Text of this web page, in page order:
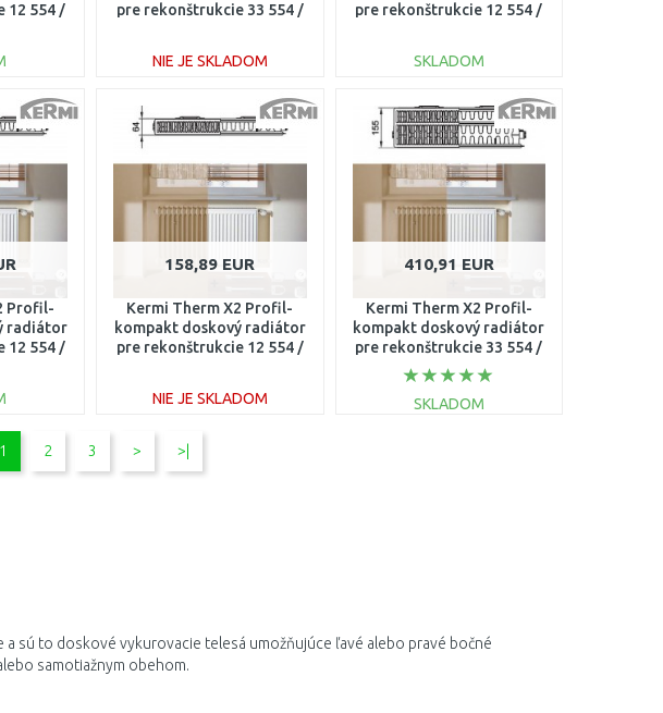
12 554 /
pre rekonštrukcie 33 554 /
NIE JE SKLADOM
DO KOŠÍKA
pre rekonštrukcie 12 554 /
SKLADOM
DO KOŠÍKA
Porovnať
Profil-
radiátor
12 554 /
158,89 EUR
Kermi Therm X2 Profil-
kompakt doskový radiátor
pre rekonštrukcie 12 554 /
NIE JE SKLADOM
DO KOŠÍKA
410,91 EUR
Kermi Therm X2 Profil-
kompakt doskový radiátor
pre rekonštrukcie 33 554 /
1800 FK033D518
SKLADOM
1 2 3 > >|
a sú to doskové vykurovacie telesá umožňujúce ľavé alebo pravé bočné
samotiažnym obehom.